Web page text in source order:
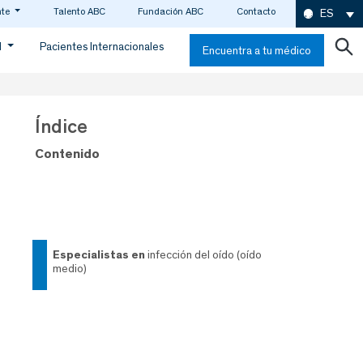
Talento ABC Fundación ABC Contacto ES
Pacientes Internacionales Encuentra a tu médico
Índice
Contenido
especialistas en infección del oído (oído
medio)